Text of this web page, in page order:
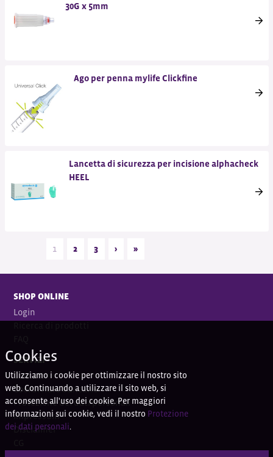
30G x 5mm
Ago per penna mylife Clickfine
Lancetta di sicurezza per incisione alphacheck
HEEL
1 2 3 › »
SHOP ONLINE
Login
SERVIZI
Contatti
Coordinate bancarie
Protezione dei dati personali
Impressum
Disclaimer
Cookies
Utilizziamo i cookie per ottimizzare il nostro sito
web. Continuando a utilizzare il sito web, si
acconsente all'uso dei cookie. Per maggiori
informazioni sui cookie, vedi il nostro Protezione
dei dati personali.